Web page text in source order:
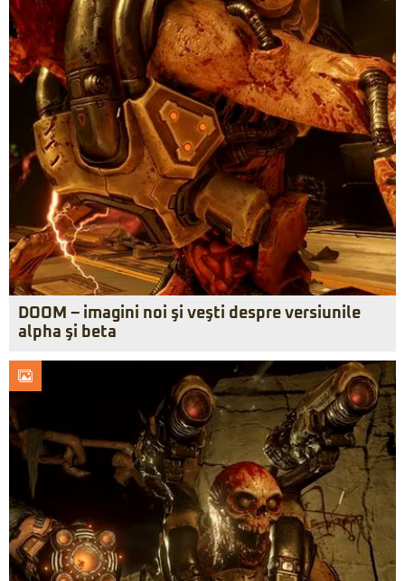
DOOM – imagini noi şi veşti despre versiunile
alpha şi beta